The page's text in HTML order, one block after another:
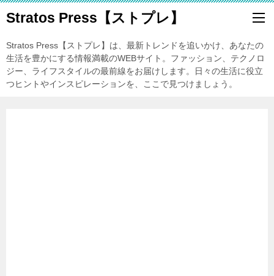
Stratos Press【ストプレ】
Stratos Press【ストプレ】は、最新トレンドを追いかけ、あなたの
生活を豊かにする情報満載のWEBサイト。ファッション、テクノロ
ジー、ライフスタイルの最前線をお届けします。日々の生活に役立
つヒントやインスピレーションを、ここで見つけましょう。